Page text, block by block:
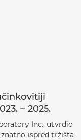
– 2025.
Inc., utvrdio
ispred tržišta